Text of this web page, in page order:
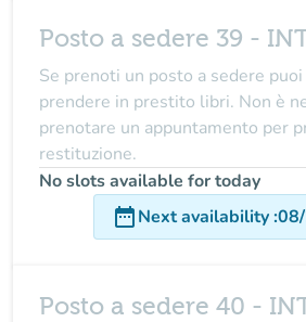
Posto a sedere 39 -
Se prenoti un posto a sedere
prendere in prestito libri. Non è
prenotare un appuntamento per
restituzione.
No slots available for today
date_rangeNext availability:
Posto a sedere 40 -